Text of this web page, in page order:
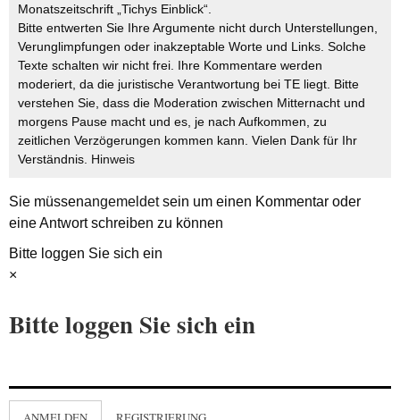
Monatszeitschrift „Tichys Einblick“.
Bitte entwerten Sie Ihre Argumente nicht durch Unterstellungen,
Verunglimpfungen oder inakzeptable Worte und Links. Solche
Texte schalten wir nicht frei. Ihre Kommentare werden
moderiert, da die juristische Verantwortung bei TE liegt. Bitte
verstehen Sie, dass die Moderation zwischen Mitternacht und
morgens Pause macht und es, je nach Aufkommen, zu
zeitlichen Verzögerungen kommen kann. Vielen Dank für Ihr
Verständnis. Hinweis
Sie müssenangemeldetsein um einen Kommentar oder
eine Antwort schreiben zu können
Bitte loggen Sie sich ein
×
Bitte loggen Sie sich ein